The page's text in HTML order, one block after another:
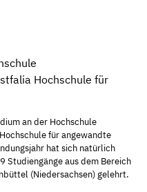
Hochschule für
an der Hochschule
für angewandte
hat sich natürlich
Studiengänge aus dem Bereich
(Niedersachsen) gelehrt.